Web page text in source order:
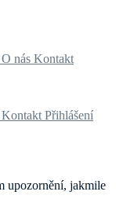
O nás Kontakt
Kontakt Přihlášení
upozornění, jakmile